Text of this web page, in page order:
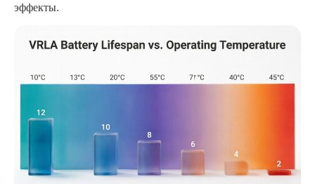
эффекты.